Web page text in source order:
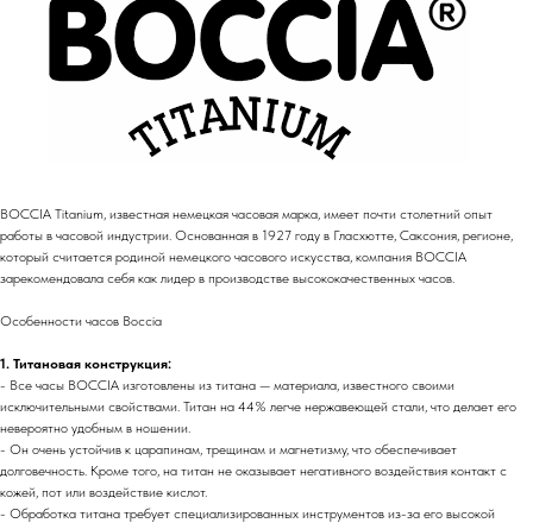
BOCCIA Titanium, известная немецкая часовая марка, имеет почти столетний опыт
работы в часовой индустрии. Основанная в 1927 году в Гласхютте, Саксония, регионе,
который считается родиной немецкого часового искусства, компания BOCCIA
зарекомендовала себя как лидер в производстве высококачественных часов.
Особенности часов Boccia
1. Титановая конструкция:
- Все часы BOCCIA изготовлены из титана — материала, известного своими
исключительными свойствами. Титан на 44% легче нержавеющей стали, что делает его
невероятно удобным в ношении.
- Он очень устойчив к царапинам, трещинам и магнетизму, что обеспечивает
долговечность. Кроме того, на титан не оказывает негативного воздействия контакт с
кожей, пот или воздействие кислот.
- Обработка титана требует специализированных инструментов из-за его высокой